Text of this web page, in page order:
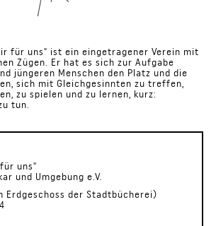
für uns" ist ein eingetragener Verein mit
Zügen. Er hat es sich zur Aufgabe
jüngeren Menschen den Platz und die
sich mit Gleichgesinnten zu treffen,
zu spielen und zu lernen, kurz:
tun.
uns"
und Umgebung e.V.
Erdgeschoss der Stadtbücherei)